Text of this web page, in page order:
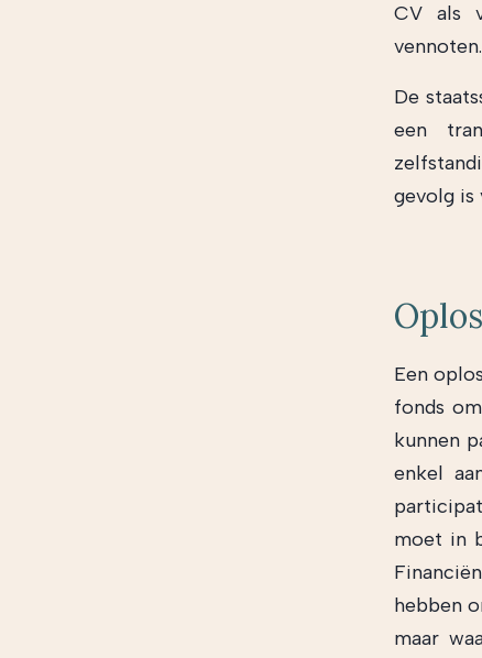
CV als
vennoten.
De
een
gevolg is
Een
fonds
kunnen
enkel
moet in
hebben
maar